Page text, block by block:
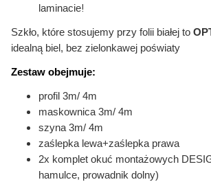
laminacie!
Szkło, które stosujemy przy folii białej to
idealną biel, bez zielonkawej poświaty
Zestaw obejmuje:
profil 3m/ 4m
maskownica 3m/ 4m
szyna 3m/ 4m
zaślepka lewa+zaślepka prawa
2x komplet okuć montażowych
hamulce, prowadnik dolny)